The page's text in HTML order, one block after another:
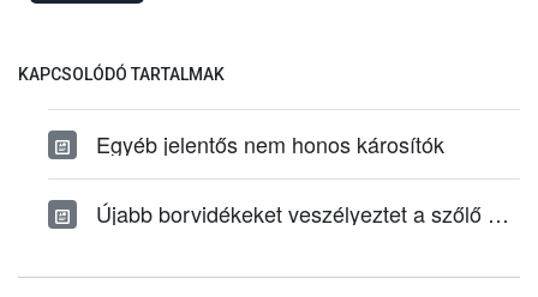
azonosította.</p>
KAPCSOLÓDÓ TARTALMAK
Egyéb jelentős nem honos károsítók
Újabb borvidékeket veszélyeztet a szőlő aranyszínű sárgaság betegség